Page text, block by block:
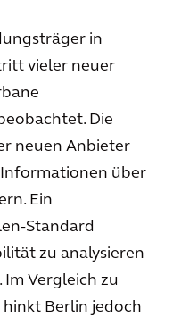
in
vieler neuer
Die
neuen Anbieter
über
Ein
Standard
zu analysieren
Im Vergleich zu
Berlin jedoch